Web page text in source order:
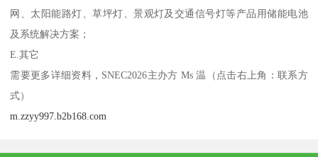
网、太阳能路灯、草坪灯、景观灯及交通信号灯等产品用储能电池
及系统解决方案；
E.其它
需要更多详细资料，SNEC2026主办方 Ms 温（点击右上角：联系方
式）
m.zzyy997.b2b168.com